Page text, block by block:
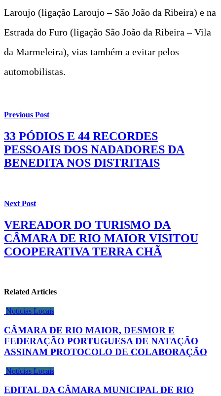
Laroujo (ligação Laroujo – São João da Ribeira) e na
Estrada do Furo (ligação São João da Ribeira – Vila
da Marmeleira), vias também a evitar pelos
automobilistas.
Previous Post
33 PÓDIOS E 44 RECORDES
PESSOAIS DOS NADADORES DA
BENEDITA NOS DISTRITAIS
Next Post
VEREADOR DO TURISMO DA
CÂMARA DE RIO MAIOR VISITOU
COOPERATIVA TERRA CHÃ
Related Articles
Notícias Locais
CÂMARA DE RIO MAIOR, DESMOR E
FEDERAÇÃO PORTUGUESA DE NATAÇÃO
ASSINAM PROTOCOLO DE COLABORAÇÃO
Notícias Locais
EDITAL DA CÂMARA MUNICIPAL DE RIO